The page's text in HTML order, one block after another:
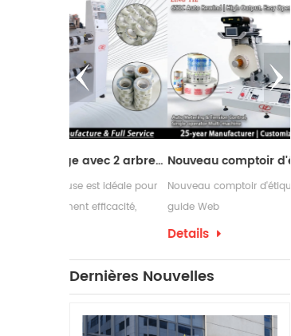
Machine de refendage avec 2 arbres de rembobinage
idéale pour
Nouveau comptoir d'étiquettes design avec guide Web
Nouveau comptoir d'étiquettes design avec
guide Web
Dernières Nouvelles